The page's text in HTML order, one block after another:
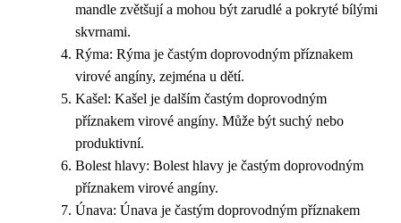
mandle zvětšují a mohou být zarudlé a pokryté bílými
skvrnami.
Rýma: Rýma je častým doprovodným příznakem
virové angíny, zejména u dětí.
Kašel: Kašel je dalším častým doprovodným
příznakem virové angíny. Může být suchý nebo
produktivní.
Bolest hlavy: Bolest hlavy je častým doprovodným
příznakem virové angíny.
Únava: Únava je častým doprovodným příznakem